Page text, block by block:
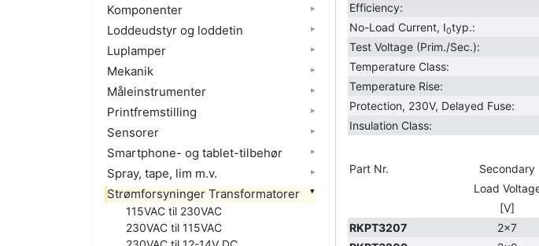
Efficiency:
No-Load Current, I0typ.:
Test Voltage (Prim./Sec.):
Temperature Class:
Temperature Rise:
Protection, 230V, Delayed Fuse:
Insulation Class:
Part Nr. Secondary
Load
[V]
RKPT3207
2x7
Komponenter
Loddeudstyr og loddetin
Luplamper
Mekanik
Måleinstrumenter
Printfremstilling
Sensorer
Smartphone- og tablet-tilbehør
Spray, tape, lim m.v.
Strømforsyninger Transformatorer
115VAC til 230VAC
230VAC til 115VAC